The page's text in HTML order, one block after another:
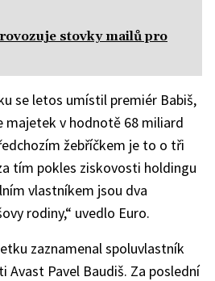
stovky mailů pro
se letos umístil premiér Babiš,
majetek v hodnotě 68 miliard
žebříčkem je to o tři
tím pokles ziskovosti holdingu
vlastníkem jsou dva
rodiny,“ uvedlo Euro.
zaznamenal spoluvlastník
Avast Pavel Baudiš. Za poslední